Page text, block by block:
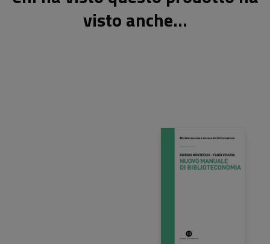
visto anche...
29,00 €